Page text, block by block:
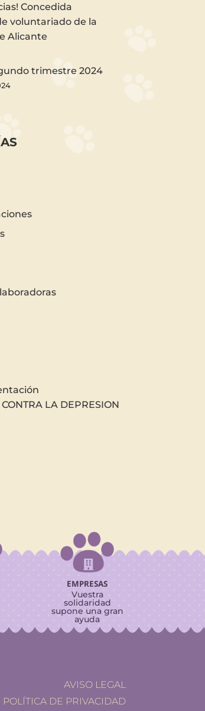
Concedida
voluntariado de la
Alicante
trimestre 2024
LA DEPRESION

EMPRESAS
Vuestra
solidaridad
supone una gran
ayuda
AVISO LEGAL
POLÍTICA DE PRIVACIDAD